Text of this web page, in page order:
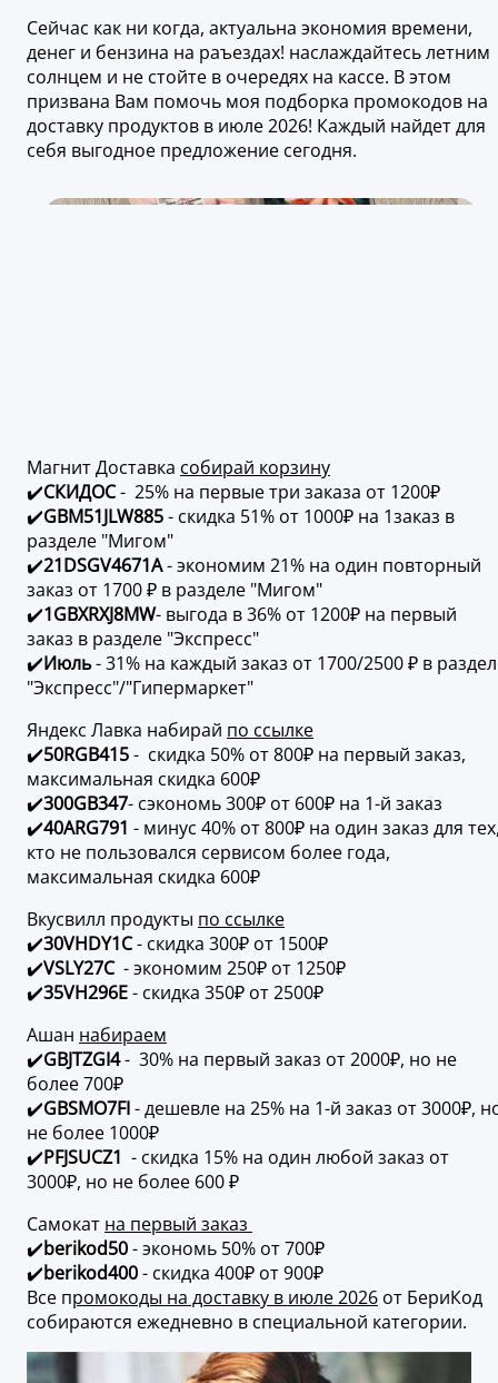
Сейчас как ни когда, актуальна экономия времени,
денег и бензина на раъездах! наслаждайтесь летним
солнцем и не стойте в очередях на кассе. В этом
призвана Вам помочь моя подборка промокодов на
доставку продуктов в июле 2026! Каждый найдет для
себя выгодное предложение сегодня.
Магнит Доставка собирай корзину
✔️СКИДОС- 25% на первые три заказа от 1200₽
✔️GBM51JLW885- скидка 51% от 1000₽ на 1заказ в
разделе "Мигом"
✔️21DSGV4671A- экономим 21% на один повторный
заказ от 1700 ₽ в разделе "Мигом"
✔️1GBXRXJ8MW- выгода в 36% от 1200₽ на первый
заказ в разделе "Экспресс"
✔️Июль- 31% на каждый заказ от 1700/2500 ₽ в
"Экспресс"/"Гипермаркет"
Яндекс Лавка набирай по ссылке
✔️50RGB415- скидка 50% от 800₽ на первый заказ,
максимальная скидка 600₽
✔️300GB347- сэкономь 300₽ от 600₽ на 1-й заказ
✔️40ARG791 - минус 40% от 800₽ на один заказ для
кто не пользовался сервисом более года,
максимальная скидка 600₽
Вкусвилл продукты по ссылке
✔️30VHDY1C- скидка 300₽ от 1500₽
✔️VSLY27C - экономим 250₽ от 1250₽
✔️35VH296E- скидка 350₽ от 2500₽
Ашан набираем
✔️GBJTZGI4- 30% на первый заказ от 2000₽, но не
более 700₽
✔️GBSMO7FI- дешевле на 25% на 1-й заказ от 3000₽,
не более 1000₽
✔️PFJSUCZ1 - скидка 15% на один любой заказ от
3000₽, но не более 600 ₽
Самокат на первый заказ
✔️berikod50- экономь 50% от 700₽
✔️berikod400- скидка 400₽ от 900₽
Все промокоды на доставку в июле 2026 от БериКод
собираются ежедневно в специальной категории.